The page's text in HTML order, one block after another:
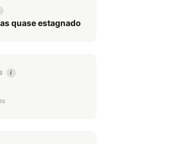
quase estagnado
i